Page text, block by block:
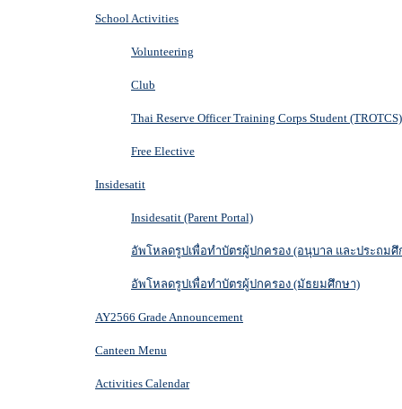
School Activities
Volunteering
Club
Thai Reserve Officer Training Corps Student (TROTCS)
Free Elective
Insidesatit
Insidesatit (Parent Portal)
อัพโหลดรูปเพื่อทำบัตรผู้ปกครอง (อนุบาล และประถมศึ
อัพโหลดรูปเพื่อทำบัตรผู้ปกครอง (มัธยมศึกษา)
AY2566 Grade Announcement
Canteen Menu
Activities Calendar